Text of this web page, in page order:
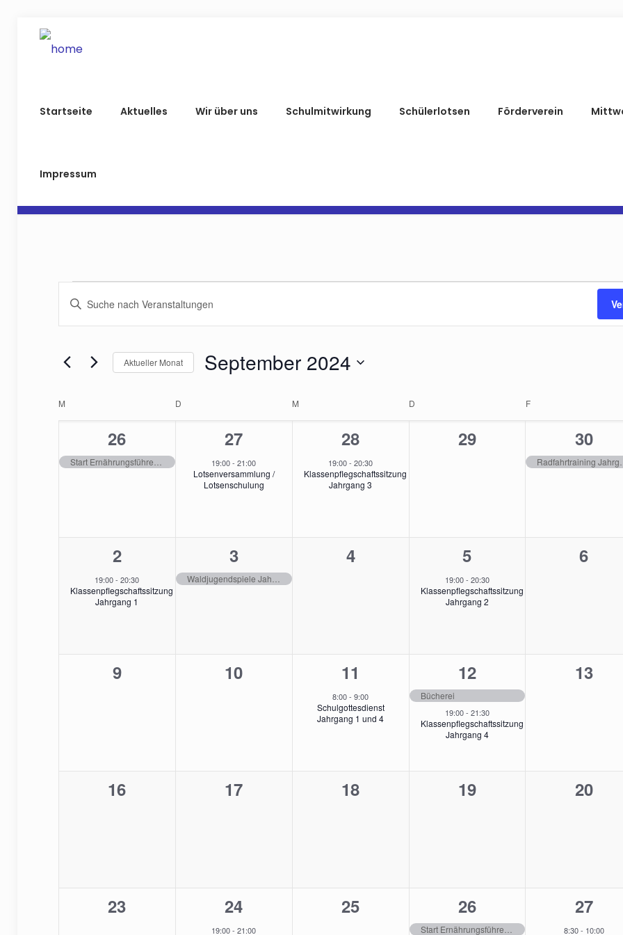
Startseite Aktuelles Wir über uns Schulmitwirkung Schülerlotsen Förderverein
Impressum
Veranstaltungen
Veranstaltungen
Such-
und
Ansichtennavigation
Geben
Schlüsselwort.
nach
Veranstaltungen
Schlüsselwort.
Aktueller Monat September 2024
Kalender
von
Veranstaltungen
M D M D F
1
Veranstaltung,
26
1
Veranstaltung,
27
19:00-21:00
Lotsenversammlung /
Lotsenschulung
1
Veranstaltung,
28
19:00-20:30
Klassenpflegschaftssitzung
Jahrgang 3
0
Veranstaltungen,
29
1
30
1
Veranstaltung,
2
19:00-20:30
Klassenpflegschaftssitzung
Jahrgang 1
1
Veranstaltung,
3
0
Veranstaltungen,
4
1
Veranstaltung,
5
19:00- 20:30
Klassenpflegschaftssitzung
Jahrgang 2
0
6
0
9
0
Veranstaltungen,
10
1
Veranstaltung,
11
8:00-9:00
Schulgottesdienst
Jahrgang 1 und 4
2
Veranstaltungen,
12
Bücherei
19:00- 21:30
Klassenpflegschaftssitzung
Jahrgang 4
0
13
0
16
0
17
0
18
0
19
0
20
0
Veranstaltungen,
23
1
Veranstaltung,
24
19:00-21:00
0
Veranstaltungen,
25
1
Veranstaltung,
26
1
27
8:30- 10:00